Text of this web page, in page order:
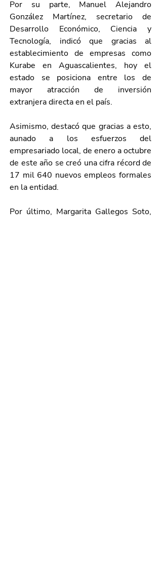
Por su parte, Manuel Alejandro
González Martínez, secretario de
Desarrollo Económico, Ciencia y
Tecnología, indicó que gracias al
establecimiento de empresas como
Kurabe en Aguascalientes, hoy el
estado se posiciona entre los de
mayor atracción de inversión
extranjera directa en el país.
Asimismo, destacó que gracias a esto,
aunado a los esfuerzos del
empresariado local, de enero a octubre
de este año se creó una cifra récord de
17 mil 640 nuevos empleos formales
en la entidad.
Por último, Margarita Gallegos Soto,